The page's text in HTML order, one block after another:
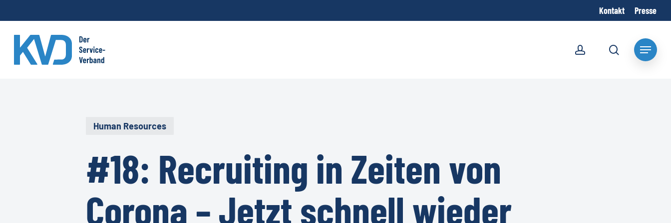
to
main
content
Kontakt Presse
Menu
search
Human Resources
#18: Recruiting in Zeiten von
Corona – Jetzt schnell wieder